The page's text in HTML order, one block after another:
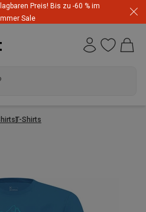
Preis! Bis zu -60 % im
Sale
T-Shirts